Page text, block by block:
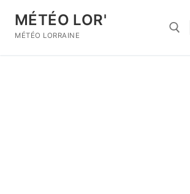
contenu
MÉTÉO LOR'
MÉTÉO LORRAINE